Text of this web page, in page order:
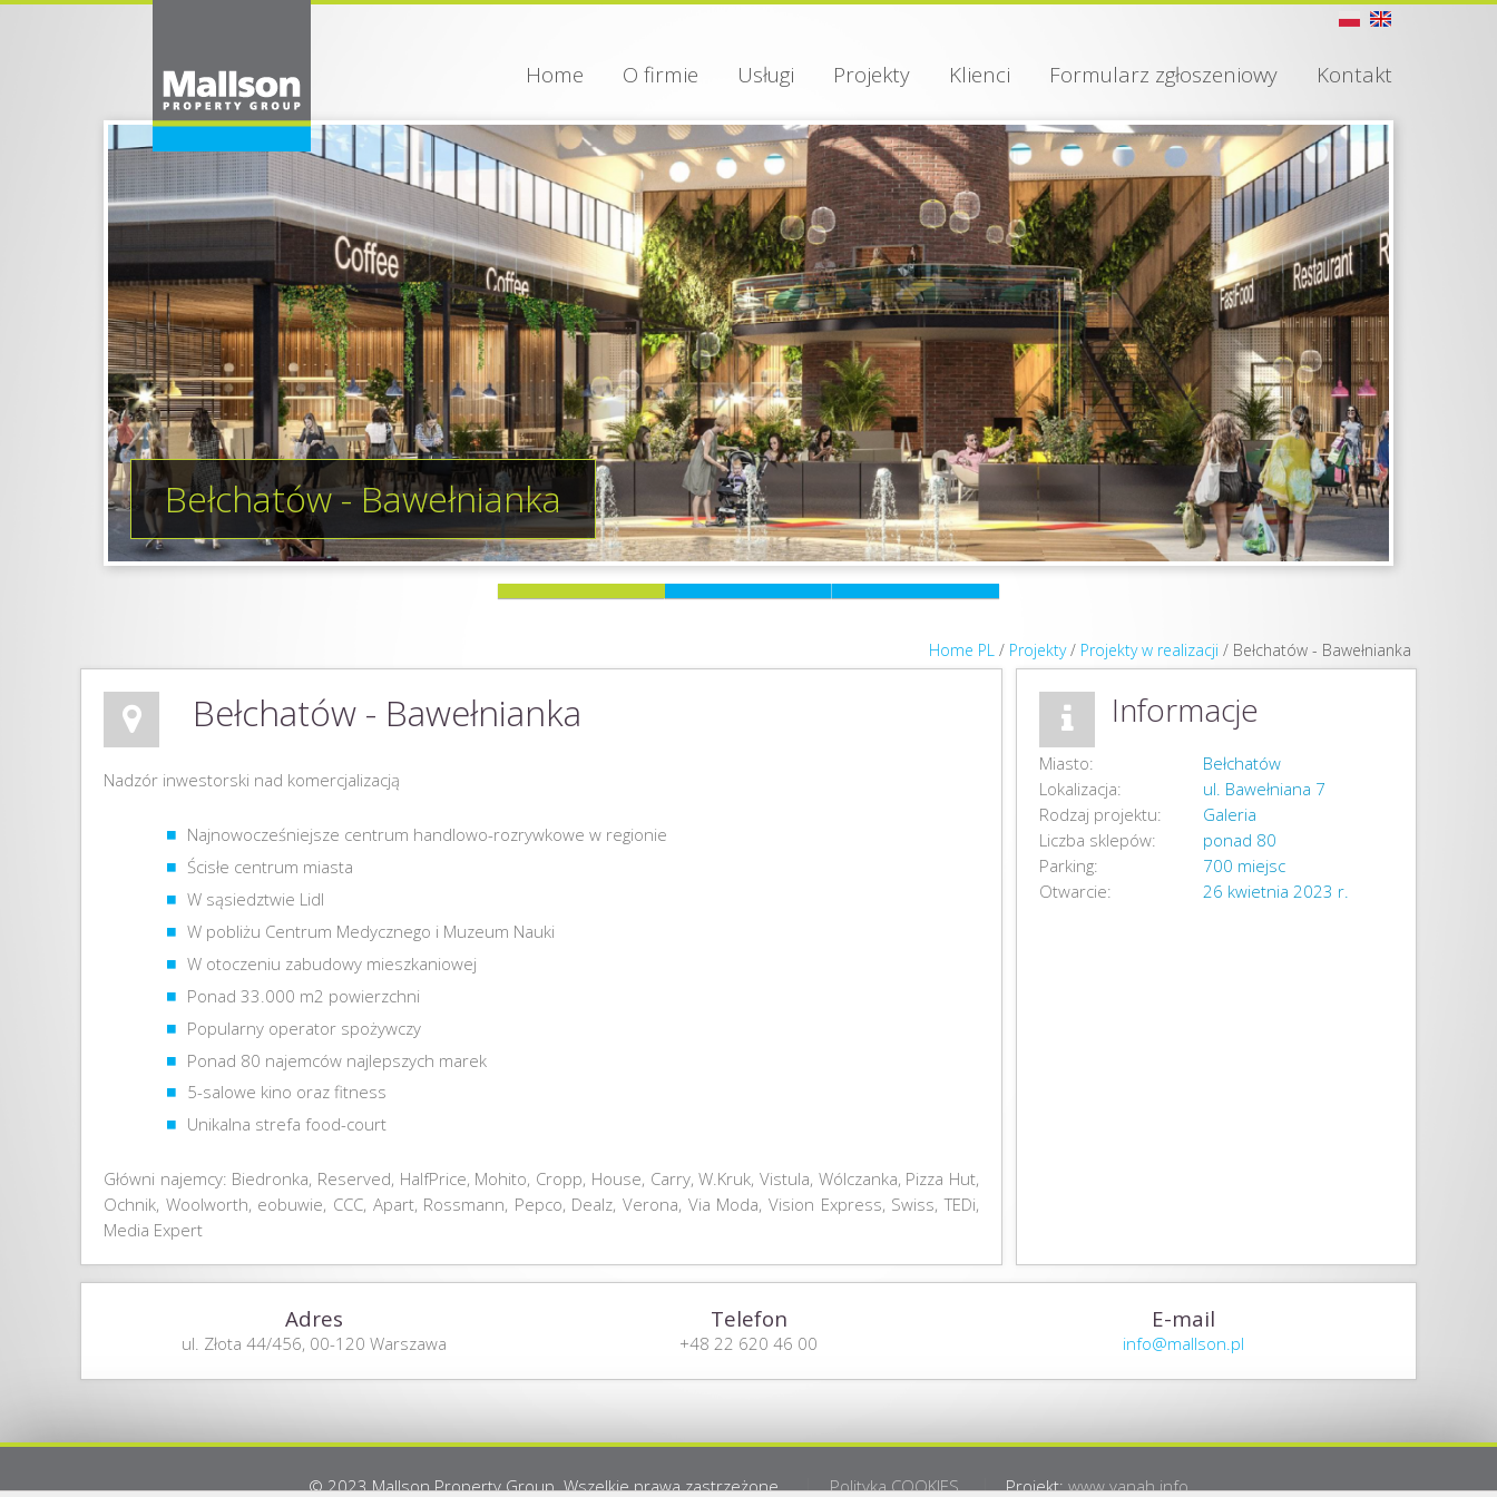
Home O firmie Usługi Projekty Klienci Formularz zgłoszeniowy Kontakt
Bełchatów - Bawełnianka
Home PL / Projekty/ Projekty w realizacji / Bełchatów - Bawełnianka
Bełchatów - Bawełnianka
Nadzór inwestorski nad komercjalizacją
Najnowocześniejsze centrum handlowo-rozrywkowe w regionie
Ścisłe centrum miasta
W sąsiedztwie Lidl
W pobliżu Centrum Medycznego i Muzeum Nauki
W otoczeniu zabudowy mieszkaniowej
Ponad 33.000 m2 powierzchni
Popularny operator spożywczy
Ponad 80 najemców najlepszych marek
5-salowe kino oraz fitness
Unikalna strefa food-court
Główni najemcy: Biedronka, Reserved, HalfPrice, Mohito, Cropp, House, Carry, W.Kruk, Vistula, Wólczanka, Pizza Hut,
Ochnik, Woolworth, eobuwie, CCC, Apart, Rossmann, Pepco, Dealz, Verona, Via Moda, Vision Express, Swiss, TEDi,
Media Expert
Informacje
Miasto:
Bełchatów
Lokalizacja:
ul. Bawełniana 7
Rodzaj projektu:
Galeria
Liczba sklepów:
ponad 80
Parking:
700 miejsc
Otwarcie:
26 kwietnia 2023 r.
Adres
ul. Złota 44/456, 00-120 Warszawa
Telefon
+48 22 620 46 00
E-mail
info@mallson.pl
© 2023 Mallson Property Group. Wszelkie prawa zastrzeżone. Polityka COOKIES Projekt:www.yanah.info